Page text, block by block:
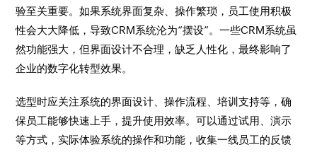
验至关重要。如果系统界面复杂、操作繁琐，员工使用积极
性会大大降低，导致CRM系统沦为“摆设”。一些CRM系统虽
然功能强大，但界面设计不合理，缺乏人性化，最终影响了
企业的数字化转型效果。
选型时应关注系统的界面设计、操作流程、培训支持等，确
保员工能够快速上手，提升使用效率。可以通过试用、演示
等方式，实际体验系统的操作和功能，收集一线员工的反馈